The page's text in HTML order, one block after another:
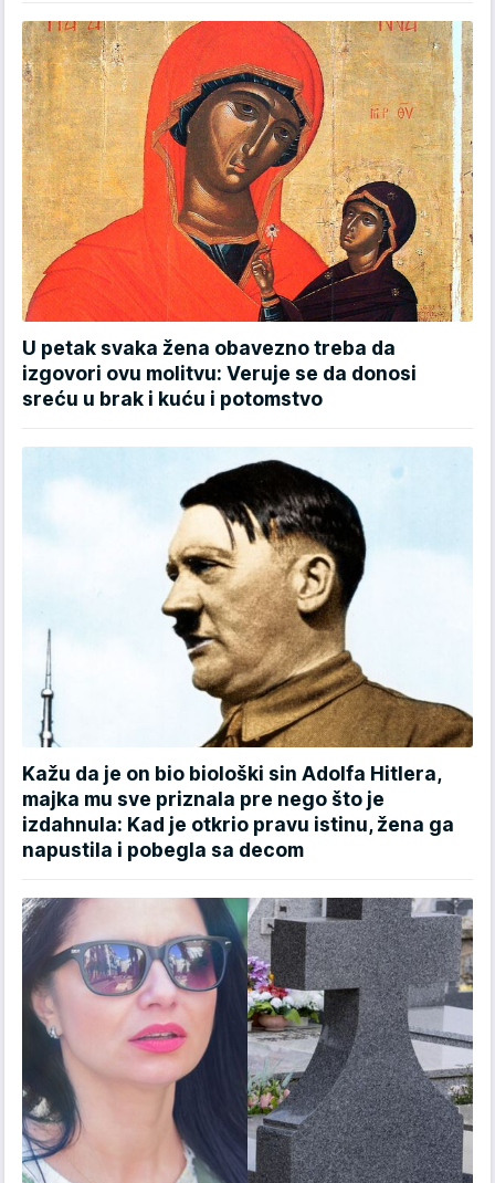
U petak svaka žena obavezno treba da
izgovori ovu molitvu: Veruje se da donosi
sreću u brak i kuću i potomstvo
Kažu da je on bio biološki sin Adolfa Hitlera,
majka mu sve priznala pre nego što je
izdahnula: Kad je otkrio pravu istinu, žena ga
napustila i pobegla sa decom